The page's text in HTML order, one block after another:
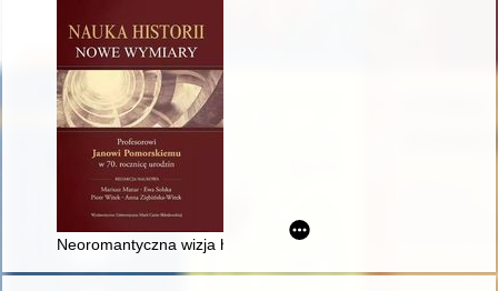
Neoromantyczna wizja historii Szymona Askenazego